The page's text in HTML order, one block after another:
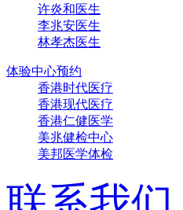
许炎和医生
李兆安医生
林孝杰医生
体验中心预约
香港时代医疗
香港现代医疗
香港仁健医学
美兆健检中心
美邦医学体检